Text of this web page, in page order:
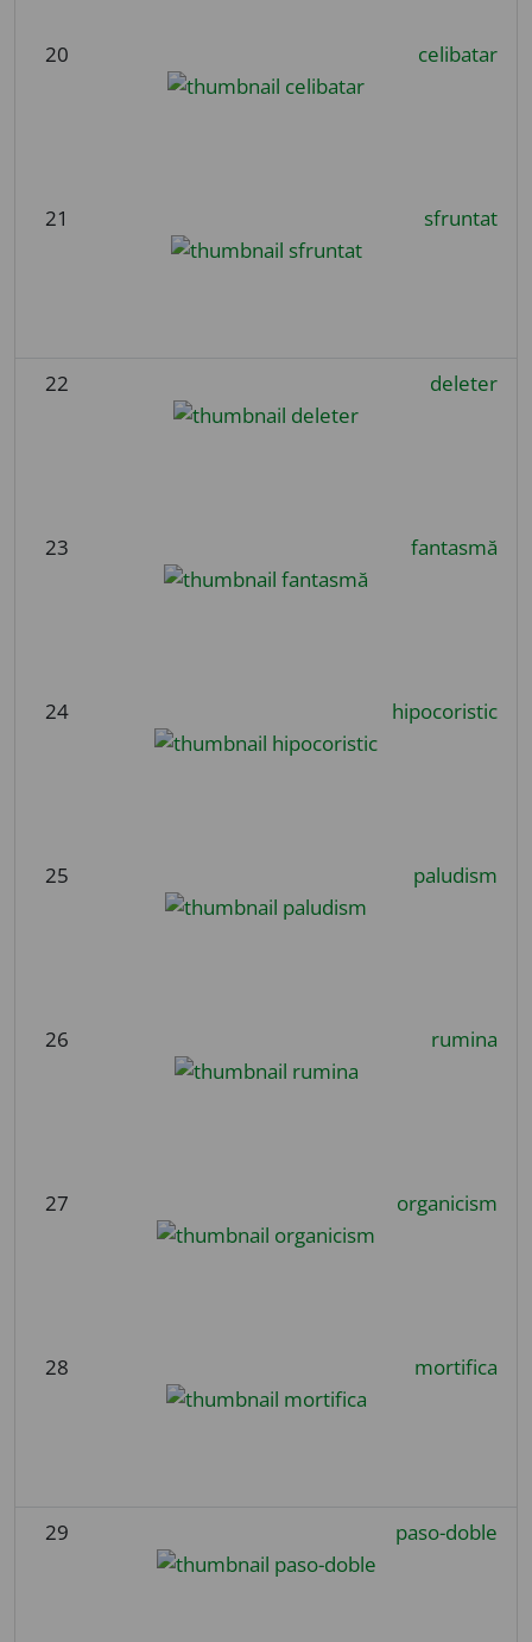
20 celibatar
21 sfruntat
22 deleter
23 fantasmă
24 hipocoristic
25 paludism
26 rumina
27 organicism
28 mortifica
29 paso-doble